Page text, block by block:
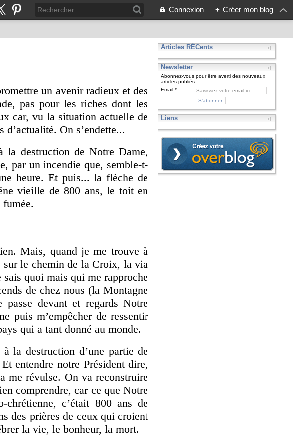
Connexion + Créer mon blog
un avenir radieux et des
pas pour les riches dont les
car, vu la situation actuelle de
d’actualité. On s’endette...
destruction de Notre Dame,
par un incendie que, semble-t-
heure. Et puis... la flèche de
vieille de 800 ans, le toit en
fumée.
Mais, quand je me trouve à
sur le chemin de la Croix, la via
quoi mais qui me rapproche
de chez nous (la Montagne
devant et regards Notre
puis m’empêcher de ressentir
qui a tant donné au monde.
la destruction d’une partie de
entendre notre Président dire,
me révulse. On va reconstruire
comprendre, car ce que Notre
c’était 800 ans de
des prières de ceux qui croient
la vie, le bonheur, la mort.
Articles RÉCents
Newsletter
Abonnez-vous pour être averti des nouveaux
articles publiés.
Email
Liens